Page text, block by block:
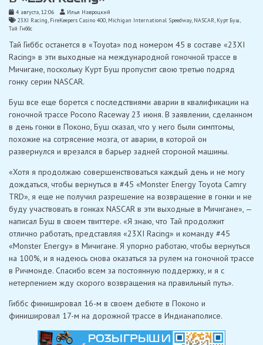
4 августа, 12:06
Илья Навроцкий
23XI Racing, FireKeepers Casino 400, Michigan International Speedway, NASCAR, Курт Буш
Тай Гиббс
Тай Гиббс останется в «Toyota» под номером 45 в составе «23XI
Racing» в эти выходные на международной гоночной трассе в
Мичигане, поскольку Курт Буш пропустит свою третью подряд
гонку серии NASCAR.
Буш все еще борется с последствиями аварии в квалификации на
гоночной трассе Pocono Raceway 23 июня. В заявлении, сделанном
в день гонки в Поконо, Буш сказал, что у него были симптомы,
похожие на сотрясение мозга, от аварии, в которой он
развернулся и врезался в барьер задней стороной машины.
«Хотя я продолжаю совершенствоваться каждый день и не могу
дождаться, чтобы вернуться в #45 «Monster Energy Toyota Camry
TRD», я еще не получил разрешение на возвращение в гонки и не
буду участвовать в гонках NASCAR в эти выходные в Мичигане», —
написал Буш в своем твиттере. «Я знаю, что Тай продолжит
отлично работать, представляя «23XI Racing» и команду #45
«Monster Energy» в Мичигане. Я упорно работаю, чтобы вернуться
на 100%, и я надеюсь снова оказаться за рулем на гоночной трассе
в Ричмонде. Спасибо всем за постоянную поддержку, и я с
нетерпением жду скорого возвращения на правильный путь».
Гиббс финишировал 16-м в своем дебюте в Поконо и
финишировал 17-м на дорожной трассе в Индианаполисе.